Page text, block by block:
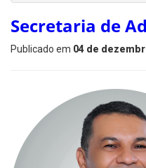
Secretaria de
Publicado em 04 de